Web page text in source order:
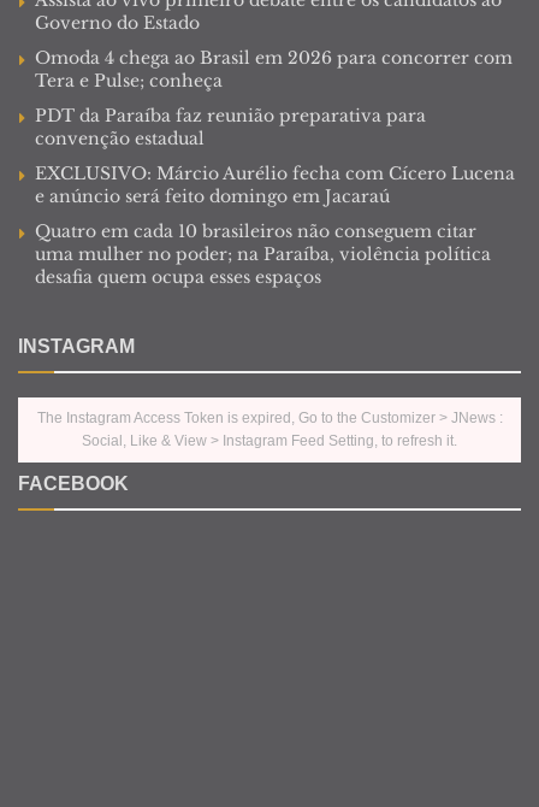
Governo do Estado
Omoda 4 chega ao Brasil em 2026 para concorrer com
Tera e Pulse; conheça
PDT da Paraíba faz reunião preparativa para
convenção estadual
EXCLUSIVO: Márcio Aurélio fecha com Cícero Lucena
e anúncio será feito domingo em Jacaraú
Quatro em cada 10 brasileiros não conseguem citar
uma mulher no poder; na Paraíba, violência política
desafia quem ocupa esses espaços
INSTAGRAM
The Instagram Access Token is expired, Go to the Customizer > JNews :
Social, Like & View > Instagram Feed Setting, to refresh it.
FACEBOOK